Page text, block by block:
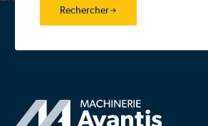
Tubeline
Wacker Neuson
Rechercher